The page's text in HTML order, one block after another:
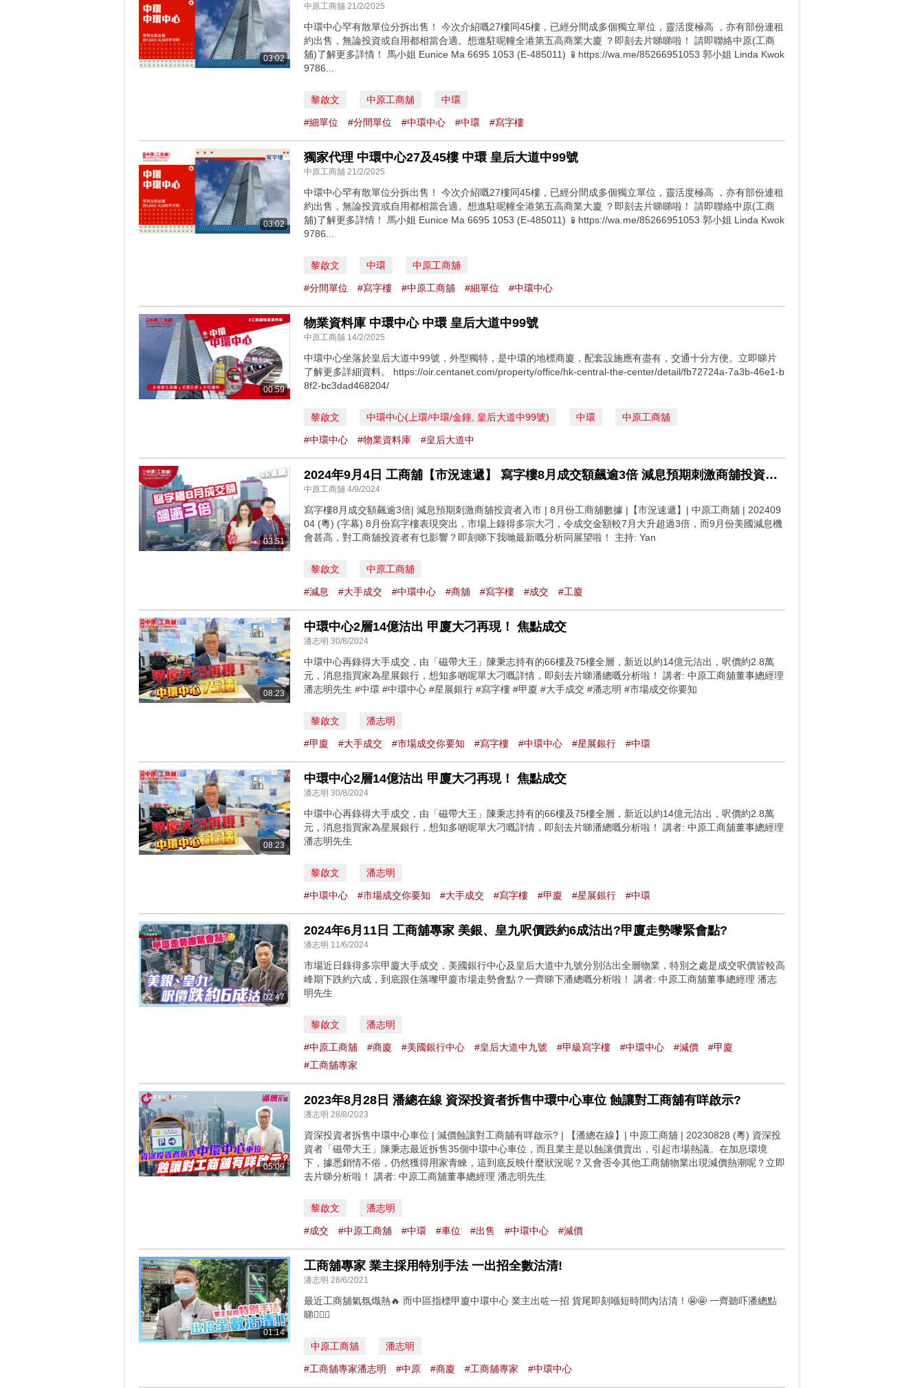
03:02
中原工商舖 21/2/2025
中環中心罕有散單位分拆出售！ 今次介紹嘅27樓同45樓，已經分間成多個獨立單位，靈活度極高 ，亦有部份連租
約出售，無論投資或自用都相當合適。想進駐呢幢全港第五高商業大廈 ？即刻去片睇睇啦！ 請即聯絡中原(工商
舖)了解更多詳情！ 馬小姐 Eunice Ma 6695 1053 (E-485011) 📱https://wa.me/85266951053 郭小姐 Linda Kwok
9786...
黎啟文 中原工商舖 中環
#細單位 #分間單位 #中環中心 #中環 #寫字樓
03:02
獨家代理 中環中心27及45樓 中環 皇后大道中99號
中原工商舖 21/2/2025
中環中心罕有散單位分拆出售！ 今次介紹嘅27樓同45樓，已經分間成多個獨立單位，靈活度極高 ，亦有部份連租
約出售，無論投資或自用都相當合適。想進駐呢幢全港第五高商業大廈 ？即刻去片睇睇啦！ 請即聯絡中原(工商
舖)了解更多詳情！ 馬小姐 Eunice Ma 6695 1053 (E-485011) 📱https://wa.me/85266951053 郭小姐 Linda Kwok
9786...
黎啟文 中環 中原工商舖
#分間單位 #寫字樓 #中原工商舖 #細單位 #中環中心
00:59
物業資料庫 中環中心 中環 皇后大道中99號
中原工商舖 14/2/2025
中環中心坐落於皇后大道中99號，外型獨特，是中環的地標商廈，配套設施應有盡有，交通十分方便。立即睇片
了解更多詳細資料。 https://oir.centanet.com/property/office/hk-central-the-center/detail/fb72724a-7a3b-46e1-b
8f2-bc3dad468204/
黎啟文 中環中心(上環/中環/金鐘, 皇后大道中99號) 中環 中原工商舖
#中環中心 #物業資料庫 #皇后大道中
03:51
2024年9月4日 工商舖【市況速遞】 寫字樓8月成交額飆逾3倍 減息預期刺激商舖投資者入市
中原工商舖 4/9/2024
寫字樓8月成交額飆逾3倍| 減息預期刺激商舖投資者入市 | 8月份工商舖數據 |【市況速遞】| 中原工商舖​ | 202409
04 (粵) (字幕) 8月份寫字樓表現突出，市場上錄得多宗大刁，令成交金額較7月大升超過3倍，而9月份美國減息機
會甚高，對工商舖投資者有乜影響？即刻睇下我哋最新嘅分析同展望啦！ 主持: Yan
黎啟文 中原工商舖
#減息 #大手成交 #中環中心 #商舖 #寫字樓 #成交 #工廈
08:23
中環中心2層14億沽出 甲廈大刁再現！ 焦點成交
潘志明 30/8/2024
中環中心再錄得大手成交，由「磁帶大王」陳秉志持有的66樓及75樓全層，新近以約14億元沽出，呎價約2.8萬
元，消息指買家為星展銀行，想知多啲呢單大刁嘅詳情，即刻去片睇潘總嘅分析啦！ 講者: 中原工商舖董事總經理
潘志明先生 #中環 #中環中心 #星展銀行 #寫字樓 #甲廈 #大手成交 #潘志明 #市場成交你要知
黎啟文 潘志明
#甲廈 #大手成交 #市場成交你要知 #寫字樓 #中環中心 #星展銀行 #中環
08:23
中環中心2層14億沽出 甲廈大刁再現！ 焦點成交
潘志明 30/8/2024
中環中心再錄得大手成交，由「磁帶大王」陳秉志持有的66樓及75樓全層，新近以約14億元沽出，呎價約2.8萬
元，消息指買家為星展銀行，想知多啲呢單大刁嘅詳情，即刻去片睇潘總嘅分析啦！ 講者: 中原工商舖董事總經理
潘志明先生
黎啟文 潘志明
#中環中心 #市場成交你要知 #大手成交 #寫字樓 #甲廈 #星展銀行 #中環
02:47
2024年6月11日 工商舖專家 美銀、皇九呎價跌約6成沽出?甲廈走勢嚟緊會點?
潘志明 11/6/2024
市場近日錄得多宗甲廈大手成交，美國銀行中心及皇后大道中九號分別沽出全層物業，特別之處是成交呎價皆較高
峰期下跌約六成，到底跟住落嚟甲廈市場走勢會點？一齊睇下潘總嘅分析啦！ 講者: 中原工商舖董事總經理 潘志
明先生
黎啟文 潘志明
#中原工商舖 #商廈 #美國銀行中心 #皇后大道中九號 #甲級寫字樓 #中環中心 #減價
#甲廈
#工商舖專家
05:09
2023年8月28日 潘總在線 資深投資者拆售中環中心車位 蝕讓對工商舖有咩啟示?
潘志明 28/8/2023
資深投資者拆售中環中心車位 | 減價蝕讓對工商舖有咩啟示? | 【潘總在線】| 中原工商舖 | 20230828 (粵) 資深投
資者「磁帶大王」陳秉志最近拆售35個中環中心車位，而且業主是以蝕讓價賣出，引起市場熱議。在加息環境
下，據悉銷情不俗，仍然獲得用家青睞，這到底反映什麼狀況呢？又會否令其他工商舖物業出現減價熱潮呢？立即
去片睇分析啦！ 講者: 中原工商舖董事總經理 潘志明先生
黎啟文 潘志明
#成交 #中原工商舖 #中環 #車位 #出售 #中環中心 #減價
01:14
工商舖專家 業主採用特別手法 一出招全數沽清!
潘志明 28/6/2021
最近工商舖氣氛熾熱🔥 而中區指標甲廈中環中心 業主出咗一招 貨尾即刻喺短時間內沽清！🤩🤩 一齊聽吓潘總點
睇🕵🏻‍♂️
中原工商舖 潘志明
#工商舖專家潘志明 #中原 #商廈 #工商舖專家 #中環中心